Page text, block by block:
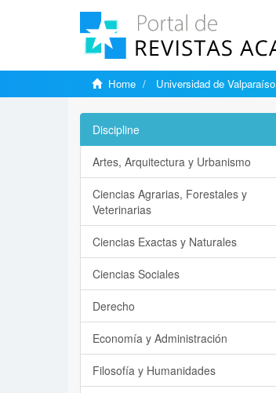
Home Universidad de Valparaíso
Discipline
Artes, Arquitectura y Urbanismo
Ciencias Agrarias, Forestales y
Veterinarias
Ciencias Exactas y Naturales
Ciencias Sociales
Derecho
Economía y Administración
Filosofía y Humanidades